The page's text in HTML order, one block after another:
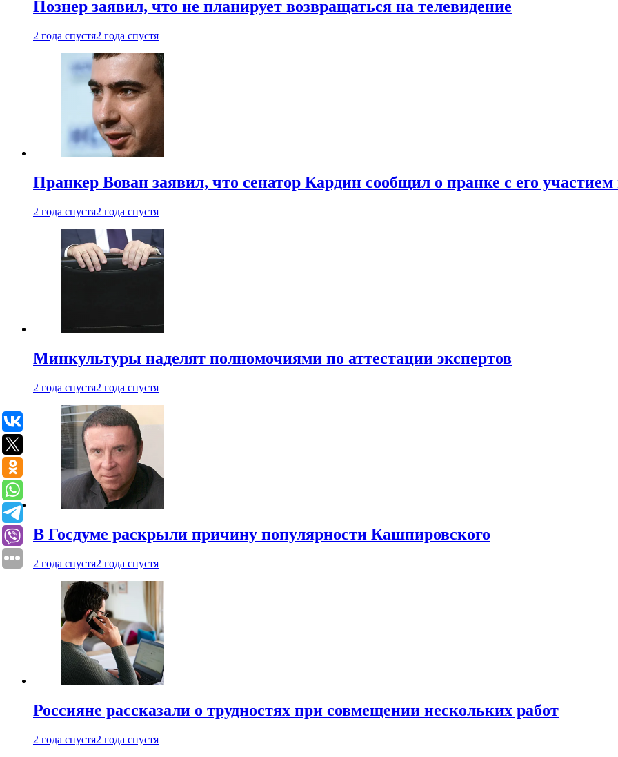
Познер заявил, что не планирует возвращаться на телевидение
2 года спустя2 года спустя
Пранкер Вован заявил, что сенатор Кардин сообщил о пранке с его
2 года спустя2 года спустя
Минкультуры наделят полномочиями по аттестации экспертов
2 года спустя2 года спустя
В Госдуме раскрыли причину популярности Кашпировского
2 года спустя2 года спустя
Россияне рассказали о трудностях при совмещении нескольких работ
2 года спустя2 года спустя